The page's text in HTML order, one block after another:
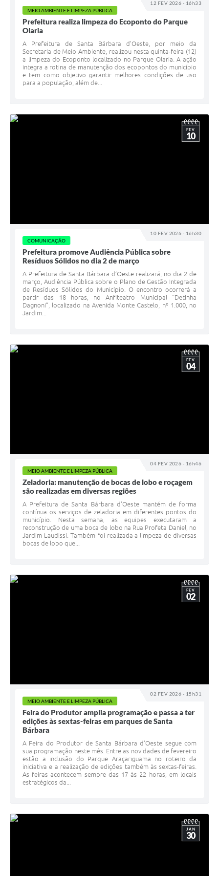
12 FEV 2026 - 16h33
MEIO AMBIENTE E LIMPEZA PÚBLICA
Prefeitura realiza limpeza do Ecoponto do Parque
Olaria
A Prefeitura de Santa Bárbara d’Oeste, por meio da
Secretaria de Meio Ambiente, realizou nesta quinta-feira (12)
a limpeza do Ecoponto localizado no Parque Olaria. A ação
integra a rotina de manutenção dos ecopontos do município
e tem como objetivo garantir melhores condições de uso
para a população, além de...
10 FEV 2026 - 16h30
FEV
10
COMUNICAÇÃO
Prefeitura promove Audiência Pública sobre
Resíduos Sólidos no dia 2 de março
A Prefeitura de Santa Bárbara d’Oeste realizará, no dia 2 de
março, Audiência Pública sobre o Plano de Gestão Integrada
de Resíduos Sólidos do Município. O encontro ocorrerá a
partir das 18 horas, no Anfiteatro Municipal “Detinha
Dagnoni”, localizado na Avenida Monte Castelo, nº 1.000, no
Jardim...
04 FEV 2026 - 16h46
FEV
04
MEIO AMBIENTE E LIMPEZA PÚBLICA
Zeladoria: manutenção de bocas de lobo e roçagem
são realizadas em diversas regiões
A Prefeitura de Santa Bárbara d’Oeste mantém de forma
contínua os serviços de zeladoria em diferentes pontos do
município. Nesta semana, as equipes executaram a
reconstrução de uma boca de lobo na Rua Profeta Daniel, no
Jardim Laudissi. Também foi realizada a limpeza de diversas
bocas de lobo que...
02 FEV 2026 - 15h31
FEV
02
MEIO AMBIENTE E LIMPEZA PÚBLICA
Feira do Produtor amplia programação e passa a ter
edições às sextas-feiras em parques de Santa
Bárbara
A Feira do Produtor de Santa Bárbara d’Oeste segue com
sua programação neste mês. Entre as novidades de fevereiro
estão a inclusão do Parque Araçariguama no roteiro da
iniciativa e a realização de edições também às sextas-feiras.
As feiras acontecem sempre das 17 às 22 horas, em locais
estratégicos da...
JAN
30